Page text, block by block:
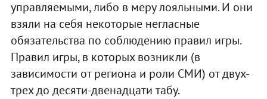
управляемыми, либо в меру лояльными. И они
взяли на себя некоторые негласные
обязательства по соблюдению правил игры.
Правил игры, в которых возникли (в
зависимости от региона и роли СМИ) от двух-
трех до десяти-двенадцати табу.